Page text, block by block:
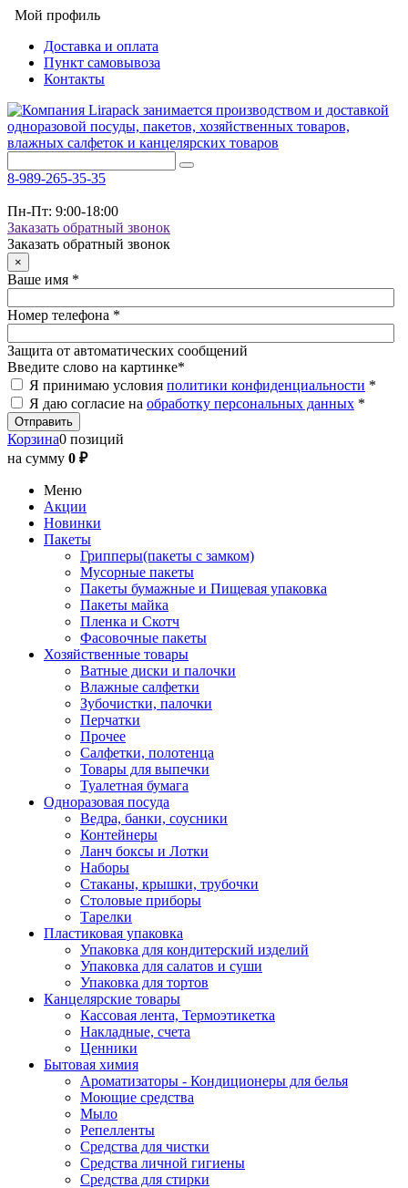
Мой профиль
Доставка и оплата
Пункт самовывоза
Контакты
8-989-265-35-35
Пн-Пт: 9:00-18:00
Заказать обратный звонок
Заказать обратный звонок
×
Ваше имя *
Номер телефона *
Защита от автоматических сообщений
Введите слово на картинке*
Я принимаю условия политики конфиденциальности *
Я даю согласие на обработку персональных данных *
Корзина0 позиций
на сумму 0 ₽
Меню
Акции
Новинки
Пакеты
Грипперы(пакеты с замком)
Мусорные пакеты
Пакеты бумажные и Пищевая упаковка
Пакеты майка
Пленка и Скотч
Фасовочные пакеты
Хозяйственные товары
Ватные диски и палочки
Влажные салфетки
Зубочистки, палочки
Перчатки
Прочее
Салфетки, полотенца
Товары для выпечки
Туалетная бумага
Одноразовая посуда
Ведра, банки, соусники
Контейнеры
Ланч боксы и Лотки
Наборы
Стаканы, крышки, трубочки
Столовые приборы
Тарелки
Пластиковая упаковка
Упаковка для кондитерский изделий
Упаковка для салатов и суши
Упаковка для тортов
Канцелярские товары
Кассовая лента, Термоэтикетка
Накладные, счета
Ценники
Бытовая химия
Ароматизаторы - Кондиционеры для белья
Моющие средства
Мыло
Репелленты
Средства для чистки
Средства личной гигиены
Средства для стирки